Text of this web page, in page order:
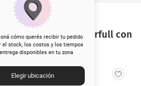
cómo querés recibir tu pedido
el stock, los costos y los tiempos
disponibles en tu zona
Elegir ubicación
Rimmel Wonderfull con
8 ml